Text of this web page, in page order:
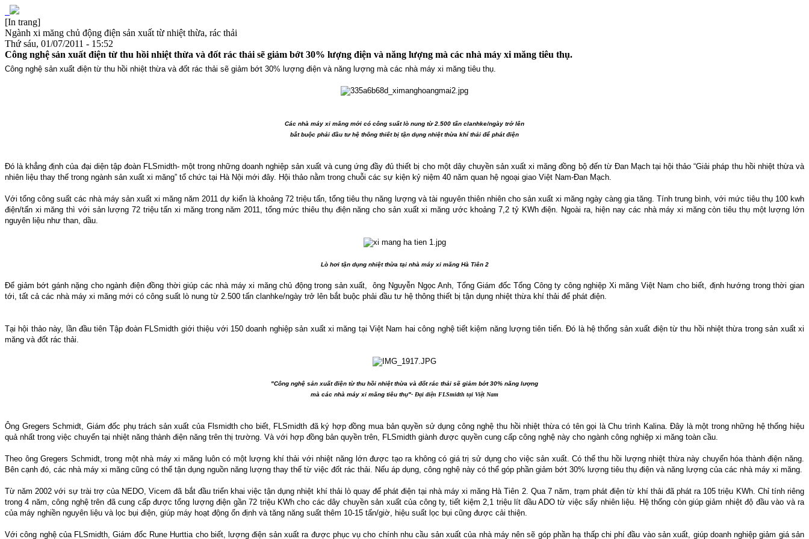
[In trang]
Ngành xi măng chủ động điện sản xuất từ nhiệt thừa, rác thải
Thứ sáu, 01/07/2011 - 15:52
Công nghệ sản xuất điện từ thu hồi nhiệt thừa và đốt rác thải sẽ giảm bớt 30% lượng điện và năng lượng mà các nhà máy xi măng tiêu thụ.
Công nghệ sản xuất điện từ thu hồi nhiệt thừa và đốt rác thải sẽ giảm bớt 30% lượng điện và năng lượng mà các nhà máy xi măng tiêu thụ.
Các nhà máy xi măng mới có công suất lò nung từ 2.500 tấn clanhke/ngày trở lên
bắt buộc phải đầu tư hệ thông thiết bị tận dụng nhiệt thừa khí thải để phát điện
Đó là khẳng định của đại diện tập đoàn FLSmidth- một trong những doanh nghiệp sản xuất và cung ứng đầy đủ thiết bị cho một dây chuyền sản xuất xi măng đồng bộ đến từ Đan Mạch tại hội thảo “Giải pháp thu hồi nhiệt thừa và
nhiên liệu thay thế trong ngành sản xuất xi măng” tổ chức tại Hà Nội mới đây. Hội thảo nằm trong chuỗi các sự kiện kỷ niệm 40 năm quan hệ ngoại giao Việt Nam-Đan Mạch.
Với tổng công suất các nhà máy sản xuất xi măng năm 2011 dự kiến là khoảng 72 triệu tấn, tổng tiêu thụ năng lượng và tài nguyên thiên nhiên cho sản xuất xi măng ngày càng gia tăng. Tính trung bình, với mức tiêu thụ 100 kwh
điện/tấn xi măng thì với sản lượng 72 triệu tấn xi măng trong năm 2011, tổng mức thiêu thụ điện năng cho sản xuất xi măng ước khoảng 7,2 tỷ KWh điện. Ngoài ra, hiện nay các nhà máy xi măng còn tiêu thụ một lượng lớn
nguyên liệu như than, dầu.
Lò hơi tận dụng nhiệt thừa tại nhà máy xi măng Hà Tiên 2
Để giảm bớt gánh nặng cho ngành điện đồng thời giúp các nhà máy xi măng chủ động trong sản xuất, ông Nguyễn Ngọc Anh, Tổng Giám đốc Tổng Công ty công nghiệp Xi măng Việt Nam cho biết, định hướng trong thời gian
tới, tất cả các nhà máy xi măng mới có công suất lò nung từ 2.500 tấn clanhke/ngày trở lên bắt buộc phải đầu tư hệ thông thiết bị tận dụng nhiệt thừa khí thải để phát điện.
Tại hội thảo này, lần đầu tiên Tập đoàn FLSmidth giới thiệu với 150 doanh nghiệp sản xuất xi măng tại Việt Nam hai công nghệ tiết kiệm năng lượng tiên tiến. Đó là hệ thống sản xuất điện từ thu hồi nhiệt thừa trong sản xuất xi
măng và đốt rác thải.
"Công nghệ sản xuất điện từ thu hồi nhiệt thừa và đốt rác thải sẽ giảm bớt 30% năng lượng
mà các nhà máy xi măng tiêu thụ"- Đại diện FLSmidth tại Việt Nam
Ông Gregers Schmidt, Giám đốc phụ trách sản xuất của Flsmidth cho biết, FLSmidth đã ký hợp đồng mua bản quyền sử dụng công nghệ thu hồi nhiệt thừa có tên gọi là Chu trình Kalina. Đây là một trong những hệ thống hiệu
quả nhất trong việc chuyển tại nhiệt năng thành điện năng trên thị trường. Và với hợp đồng bản quyền trên, FLSmidth giành được quyền cung cấp công nghệ này cho ngành công nghiệp xi măng toàn cầu.
Theo ông Gregers Schmidt, trong một nhà máy xi măng luôn có một lượng khí thải với nhiệt năng lớn được tạo ra không có giá trị sử dụng cho việc sản xuất. Có thể thu hồi lượng nhiệt thừa này chuyển hóa thành điện năng.
Bên cạnh đó, các nhà máy xi măng cũng có thể tận dụng nguồn năng lượng thay thế từ việc đốt rác thải. Nếu áp dụng, công nghệ này có thể góp phần giảm bớt 30% lượng tiêu thụ điện và năng lượng của các nhà máy xi măng.
Từ năm 2002 với sự trài trợ của NEDO, Vicem đã bắt đầu triển khai việc tận dụng nhiệt khí thải lò quay để phát điện tại nhà máy xi măng Hà Tiên 2. Qua 7 năm, trạm phát điện từ khí thải đã phát ra 105 triệu KWh. Chỉ tính riêng
trong 4 năm, công nghệ trên đã cung cấp được tổng lượng điện gần 72 triệu KWh cho các dây chuyền sản xuất của công ty, tiết kiệm 2,1 triệu lít dầu ADO từ việc sấy nhiên liệu. Hệ thống còn giúp giảm nhiệt độ đầu vào và ra
của máy nghiền nguyên liệu và lọc bụi điện, giúp máy hoạt động ổn định và tăng năng suất thêm 10-15 tấn/giờ, hiệu suất lọc bụi cũng được cải thiện.
Với công nghệ của FLSmidth, Giám đốc Rune Hurttia cho biết, lượng điện sản xuất ra được phục vụ cho chính nhu cầu sản xuất của nhà máy nên sẽ góp phần hạ thấp chi phí đầu vào sản xuất, giúp doanh nghiệp giảm giá sản